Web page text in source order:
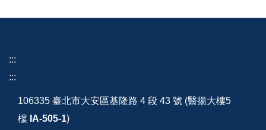
:::
:::
106335 臺北市大安區基隆路 4 段 43 號 (醫揚大樓5
樓 IA-505-1)